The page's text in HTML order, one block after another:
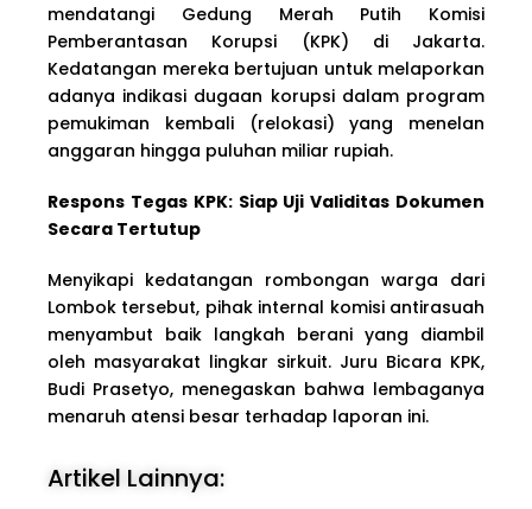
mendatangi Gedung Merah Putih Komisi
Pemberantasan Korupsi (KPK) di Jakarta.
Kedatangan mereka bertujuan untuk melaporkan
adanya indikasi dugaan korupsi dalam program
pemukiman kembali (relokasi) yang menelan
anggaran hingga puluhan miliar rupiah.
Respons Tegas KPK: Siap Uji Validitas Dokumen
Secara Tertutup
Menyikapi kedatangan rombongan warga dari
Lombok tersebut, pihak internal komisi antirasuah
menyambut baik langkah berani yang diambil
oleh masyarakat lingkar sirkuit. Juru Bicara KPK,
Budi Prasetyo, menegaskan bahwa lembaganya
menaruh atensi besar terhadap laporan ini.
Artikel Lainnya: